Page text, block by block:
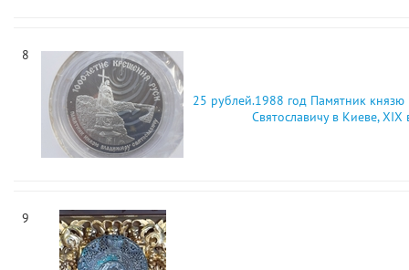
8
25 рублей.1988 год Памятник
Святославичу в Киеве, XIX
9